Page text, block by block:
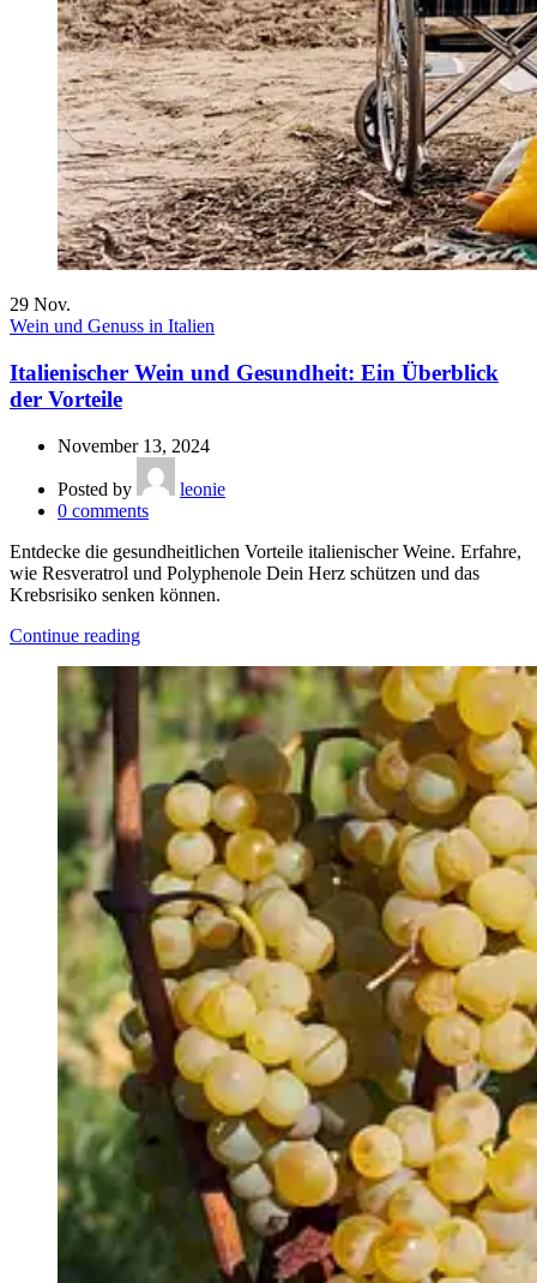
29 Nov.
Wein und Genuss in Italien
Italienischer Wein und Gesundheit: Ein Überblick
der Vorteile
November 13, 2024
Posted by
leonie
0 comments
Entdecke die gesundheitlichen Vorteile italienischer Weine. Erfahre,
wie Resveratrol und Polyphenole Dein Herz schützen und das
Krebsrisiko senken können.
Continue reading